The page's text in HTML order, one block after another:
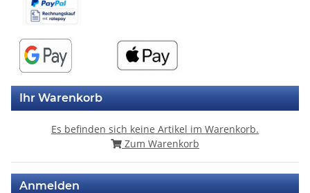
Ihr Warenkorb
Es befinden sich keine Artikel im Warenkorb.
Zum Warenkorb
Anmelden